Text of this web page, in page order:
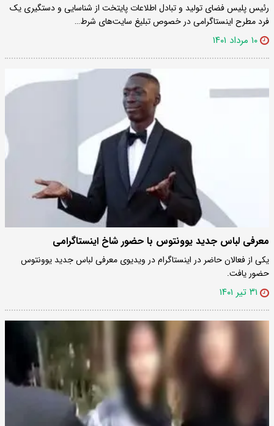
رئیس پلیس فضای تولید و تبادل اطلاعات پایتخت از شناسایی و دستگیری یک
فرد مطرح اینستاگرامی در خصوص تبلیغ سایت‌های شرط…
۱۰ مرداد ۱۴۰۱
معرفی لباس جدید یوونتوس با حضور شاخ اینستاگرامی
یکی از فعالان حاضر در اینستاگرام در ویدیوی معرفی لباس جدید یوونتوس
حضور یافت.
۳۱ تیر ۱۴۰۱